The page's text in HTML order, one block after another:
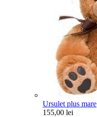
Ursulet plus mare
155,00 lei